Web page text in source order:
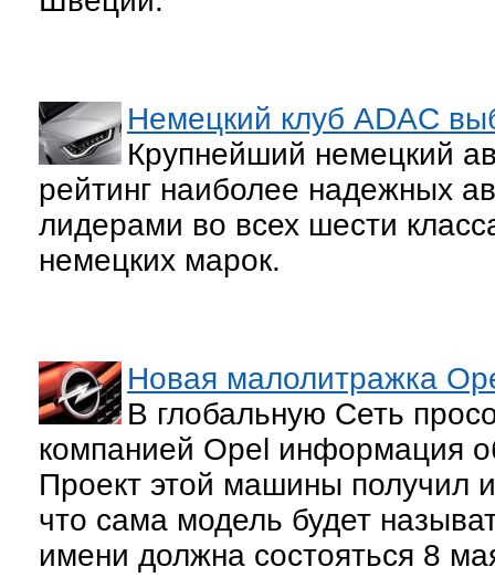
Немецкий клуб ADAC
Крупнейший немецкий
рейтинг наиболее надежных
лидерами во всех шести
немецких марок.
Новая малолитражка
В глобальную Сеть
компанией Opel информация
Проект этой машины получил
что сама модель будет
имени должна состояться 8